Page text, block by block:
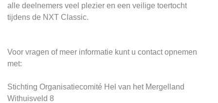
alle deelnemers veel plezier en een veilige toertocht
tijdens de NXT Classic.
Voor vragen of meer informatie kunt u contact opnemen
met:
Stichting Organisatiecomité Hel van het Mergelland
Withuisveld 8